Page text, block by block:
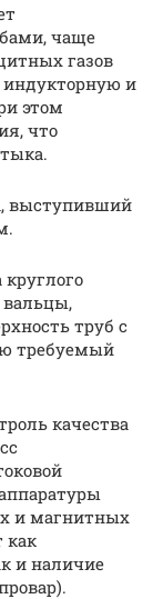
чаще
газов
индукторную и
этом
что
выступивший
вальцы,
труб с
требуемый
качества
и магнитных
как
и наличие